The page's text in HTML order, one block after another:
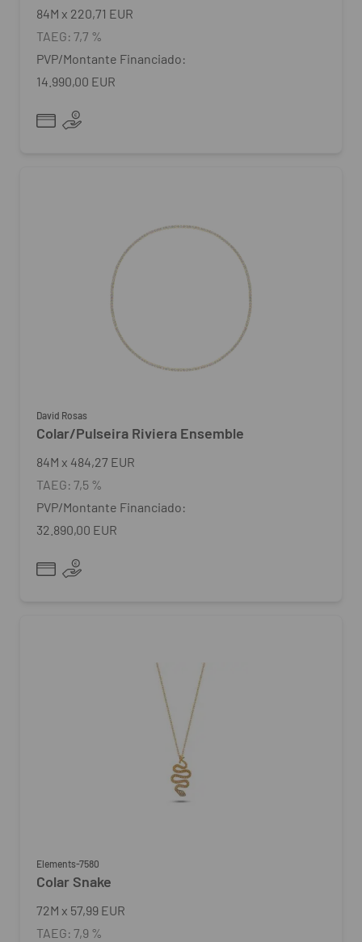
84M x 220,71 EUR
TAEG: 7,7 %
PVP/Montante Financiado:
14.990,00 EUR
David Rosas
Colar/Pulseira Riviera Ensemble
84M x 484,27 EUR
TAEG: 7,5 %
PVP/Montante Financiado:
32.890,00 EUR
Elements-7580
Colar Snake
72M x 57,99 EUR
TAEG: 7,9 %